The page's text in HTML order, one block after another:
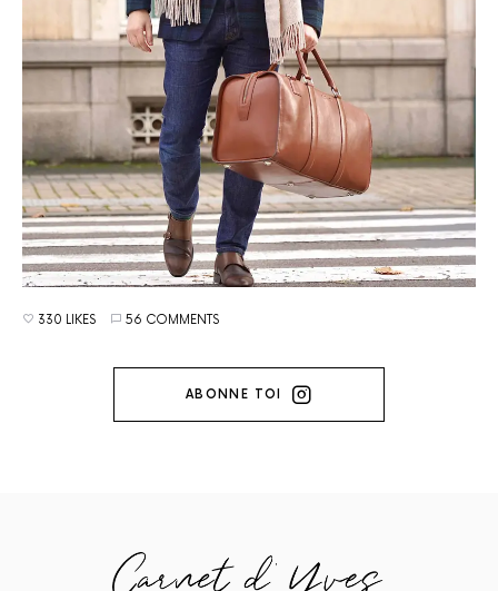
330 LIKES 56 COMMENTS
ABONNE TOI